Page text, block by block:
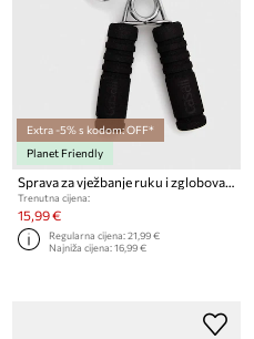
Extra -5% s kodom: OFF*
Planet Friendly
Sprava za vježbanje ruku i zglobova Casall 2-pack
Trenutna cijena:
15,99 €
Regularna cijena:21,99 €
Najniža cijena:16,99 €